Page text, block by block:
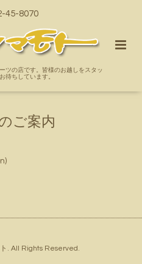
45-8070
ツの店です。皆様のお越しをスタッ
待ちしています。
ご案内
. All Rights Reserved.